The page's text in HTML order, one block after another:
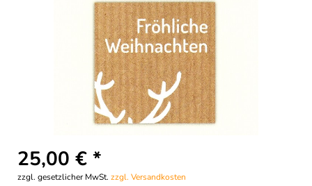
25,00 € *
zzgl. gesetzlicher MwSt. zzgl. Versandkosten